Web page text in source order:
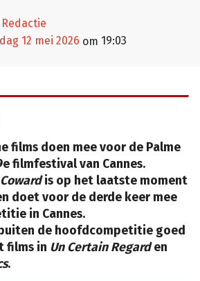
Redactie
12 mei 2026 om 19:03
films doen mee voor de Palme
filmfestival van Cannes.
Cowardis op het laatste moment
doet voor de derde keer mee
in Cannes.
de hoofdcompetitie goed
films in Un Certain Regarden
.